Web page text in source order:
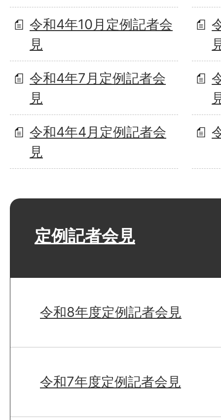
令和4年10月定例記者会
見
令和4年7月定例記者会
見
令和4年4月定例記者会
見
定例記者会見
令和8年度定例記者会見
令和7年度定例記者会見